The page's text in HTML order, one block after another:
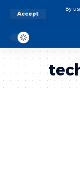
By
Accept